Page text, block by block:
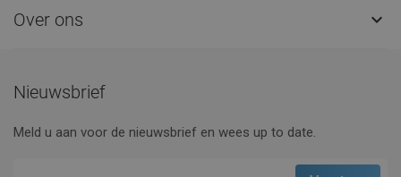
Over ons 
Nieuwsbrief
Meld u aan voor de nieuwsbrief en wees up to date.